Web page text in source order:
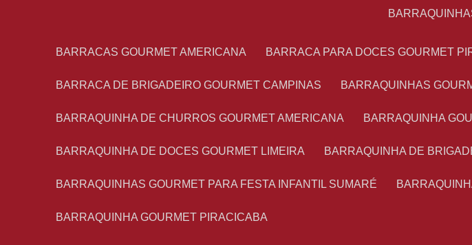
BARRACAS GOURMET AMERICANA BARRACA PARA DOCES GOURMET
BARRACA DE BRIGADEIRO GOURMET CAMPINAS BARRAQUINHAS
BARRAQUINHA DE CHURROS GOURMET AMERICANA BARRAQUINHA
BARRAQUINHA DE DOCES GOURMET LIMEIRA BARRAQUINHA DE
BARRAQUINHAS GOURMET PARA FESTA INFANTIL SUMARÉ
BARRAQUINHA GOURMET PIRACICABA